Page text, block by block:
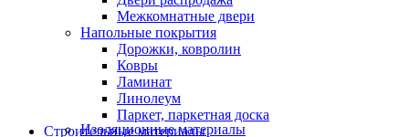
Межкомнатные двери
Напольные покрытия
Дорожки, ковролин
Ковры
Ламинат
Линолеум
Паркет, паркетная доска
Строительные материалы
Изоляционные материалы